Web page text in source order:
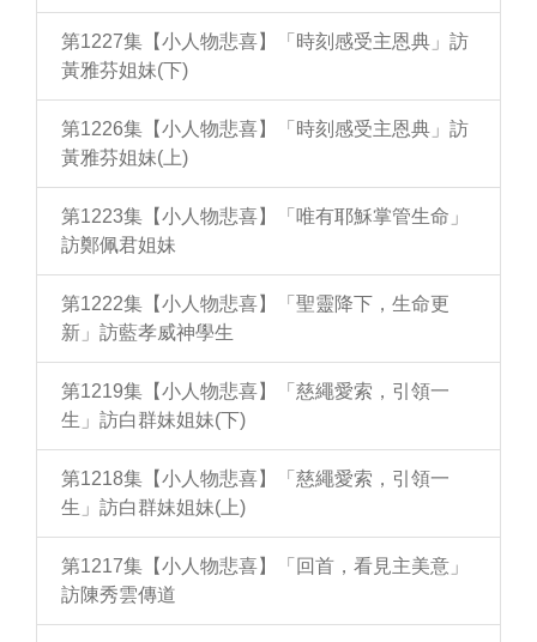
第1227集【小人物悲喜】「時刻感受主恩典」訪
黃雅芬姐妹(下)
第1226集【小人物悲喜】「時刻感受主恩典」訪
黃雅芬姐妹(上)
第1223集【小人物悲喜】「唯有耶穌掌管生命」
訪鄭佩君姐妹
第1222集【小人物悲喜】「聖靈降下，生命更
新」訪藍孝威神學生
第1219集【小人物悲喜】「慈繩愛索，引領一
生」訪白群妹姐妹(下)
第1218集【小人物悲喜】「慈繩愛索，引領一
生」訪白群妹姐妹(上)
第1217集【小人物悲喜】「回首，看見主美意」
訪陳秀雲傳道